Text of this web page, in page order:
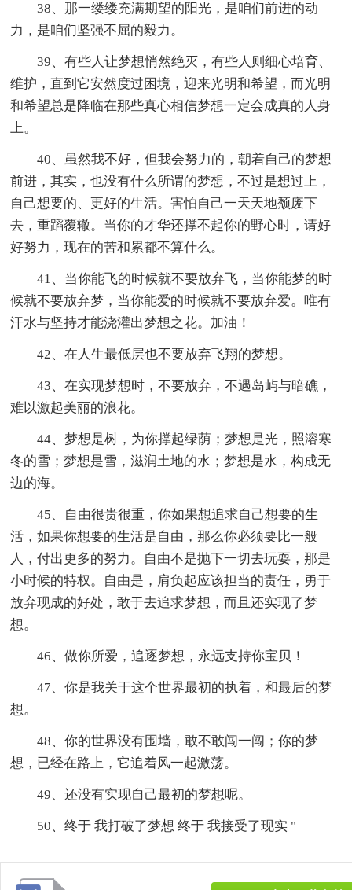
38、那一缕缕充满期望的阳光，是咱们前进的动
力，是咱们坚强不屈的毅力。
39、有些人让梦想悄然绝灭，有些人则细心培育、
维护，直到它安然度过困境，迎来光明和希望，而光明
和希望总是降临在那些真心相信梦想一定会成真的人身
上。
40、虽然我不好，但我会努力的，朝着自己的梦想
前进，其实，也没有什么所谓的梦想，不过是想过上，
自己想要的、更好的生活。害怕自己一天天地颓废下
去，重蹈覆辙。当你的才华还撑不起你的野心时，请好
好努力，现在的苦和累都不算什么。
41、当你能飞的时候就不要放弃飞，当你能梦的时
候就不要放弃梦，当你能爱的时候就不要放弃爱。唯有
汗水与坚持才能浇灌出梦想之花。加油！
42、在人生最低层也不要放弃飞翔的梦想。
43、在实现梦想时，不要放弃，不遇岛屿与暗礁，
难以激起美丽的浪花。
44、梦想是树，为你撑起绿荫；梦想是光，照溶寒
冬的雪；梦想是雪，滋润土地的水；梦想是水，构成无
边的海。
45、自由很贵很重，你如果想追求自己想要的生
活，如果你想要的生活是自由，那么你必须要比一般
人，付出更多的努力。自由不是抛下一切去玩耍，那是
小时候的特权。自由是，肩负起应该担当的责任，勇于
放弃现成的好处，敢于去追求梦想，而且还实现了梦
想。
46、做你所爱，追逐梦想，永远支持你宝贝！
47、你是我关于这个世界最初的执着，和最后的梦
想。
48、你的世界没有围墙，敢不敢闯一闯；你的梦
想，已经在路上，它追着风一起激荡。
49、还没有实现自己最初的梦想呢。
50、终于 我打破了梦想 终于 我接受了现实 "